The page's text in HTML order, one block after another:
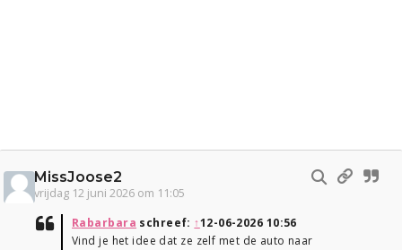
MissJoose2
vrijdag 12 juni 2026 om 11:05
Rabarbara schreef: ↑12-06-2026 10:56
Vind je het idee dat ze zelf met de auto naar